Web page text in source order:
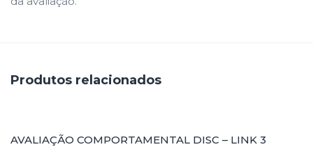
Produtos relacionados
AVALIAÇÃO COMPORTAMENTAL DISC – LINK 3